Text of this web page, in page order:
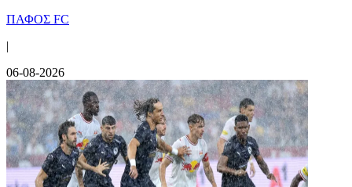
ΠΑΦΟΣ FC
|
06-08-2026